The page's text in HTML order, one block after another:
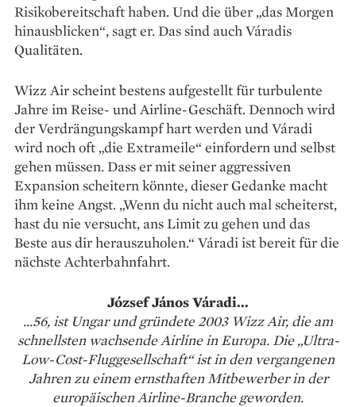
Risikobereitschaft haben. Und die über „das Morgen
hinausblicken“, sagt er. Das sind auch Váradis
Qualitäten.
Wizz Air scheint bestens aufgestellt für turbulente
Jahre im Reise- und Airline-Geschäft. Dennoch wird
der Verdrängungskampf hart werden und Váradi
wird noch oft „die Extrameile“ einfordern und selbst
gehen müssen. Dass er mit seiner aggressiven
Expansion scheitern könnte, dieser Gedanke macht
ihm keine Angst. „Wenn du nicht auch mal scheiterst,
hast du nie versucht, ans Limit zu gehen und das
Beste aus dir herauszuholen.“ Váradi ist bereit für die
nächste Achterbahnfahrt.
József János Váradi...
...56, ist Ungar und gründete 2003 Wizz Air, die am
schnellsten wachsende Airline in Europa. Die „Ultra-
Low-Cost-Fluggesellschaft“ ist in den vergangenen
Jahren zu einem ernsthaften Mitbewerber in der
europäischen Airline-Branche geworden.